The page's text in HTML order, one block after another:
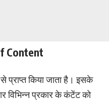
Content
प्राप्त किया जाता है। इसके
विभिन्न प्रकार के कंटेंट को